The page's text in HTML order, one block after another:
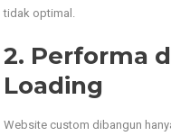
tidak optimal.
2. Performa
Loading
Website custom dibangun